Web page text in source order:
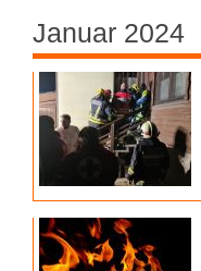
Januar 2024